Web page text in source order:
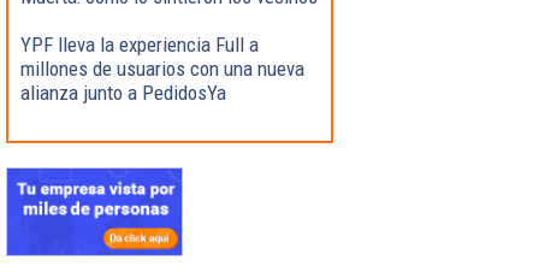
YPF lleva la experiencia Full a
millones de usuarios con una nueva
alianza junto a PedidosYa